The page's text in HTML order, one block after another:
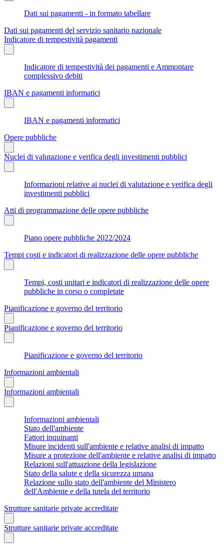
Dati sui pagamenti - in formato tabellare
Dati sui pagamenti del servizio sanitario nazionale
Indicatore di tempestività pagamenti
Indicatore di tempestività dei pagamenti e Ammontare
complessivo debiti
IBAN e pagamenti informatici
IBAN e pagamenti informatici
Opere pubbliche
Nuclei di valutazione e verifica degli investimenti pubblici
Informazioni relative ai nuclei di valutazione e verifica degli
investimenti pubblici
Atti di programmazione delle opere pubbliche
Piano opere pubbliche 2022/2024
Tempi costi e indicatori di realizzazione delle opere pubbliche
Tempi, costi unitari e indicatori di realizzazione delle opere
pubbliche in corso o completate
Pianificazione e governo del territorio
Pianificazione e governo del territorio
Pianificazione e governo del territorio
Informazioni ambientali
Informazioni ambientali
Informazioni ambientali
Stato dell'ambiente
Fattori inquinanti
Misure incidenti sull'ambiente e relative analisi di impatto
Misure a protezione dell'ambiente e relative analisi di impatto
Relazioni sull'attuazione della legislazione
Stato della salute e della sicurezza umana
Relazione sullo stato dell'ambiente del Ministero
dell'Ambiente e della tutela del territorio
Strutture sanitarie private accreditate
Strutture sanitarie private accreditate